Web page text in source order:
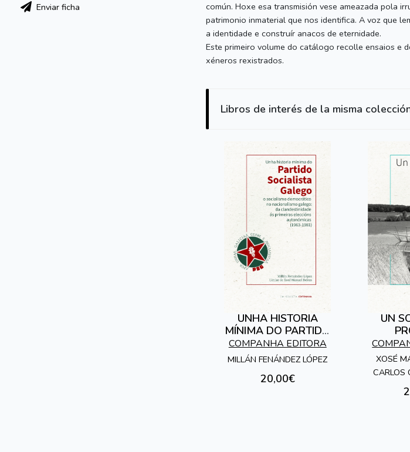
Enviar ficha
común. Hoxe esa transmisión vese ameazada pola
patrimonio inmaterial que nos identifica. A voz que
a identidade e construír anacos de eternidade.
Este primeiro volume do catálogo recolle ensaios e
xéneros rexistrados.
Libros de interés de la misma
UNHA HISTORIA
MÍNIMA DO PARTIDO
SOCIALISTA GALEGO
COMPANHA EDITORA
MILLÁN FENÁNDEZ LÓPEZ
20,00€
UN
NO
XOSÉ
CARLOS